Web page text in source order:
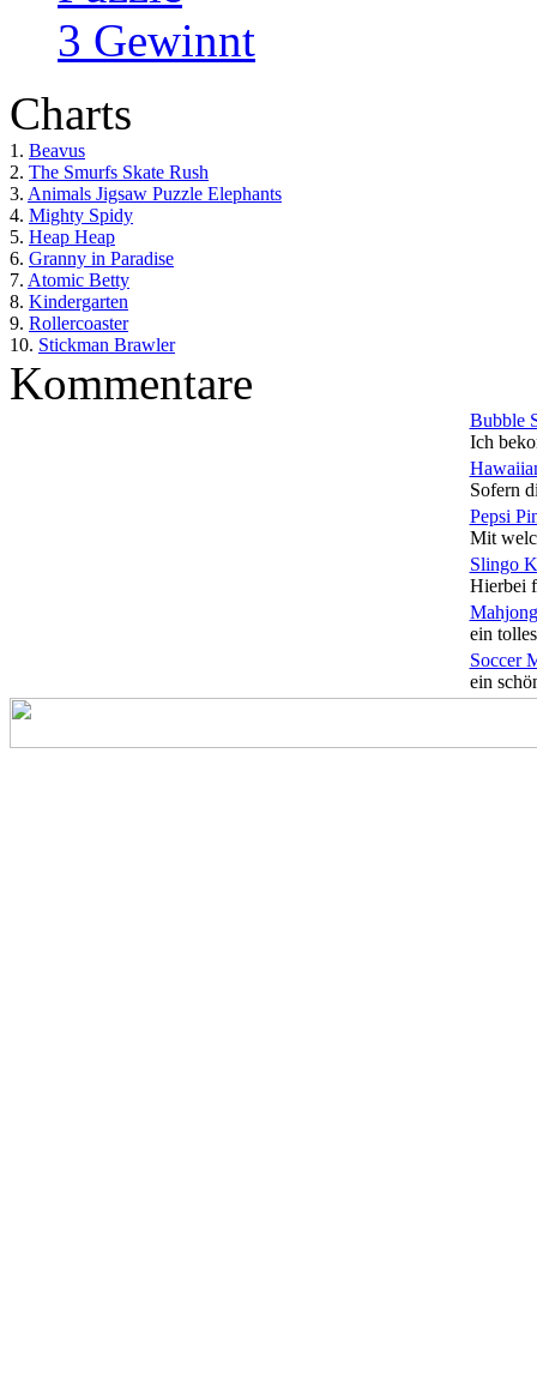
3 Gewinnt
Charts
1. Beavus
2. The Smurfs Skate Rush
3. Animals Jigsaw Puzzle Elephants
4. Mighty Spidy
5. Heap Heap
6. Granny in Paradise
7. Atomic Betty
8. Kindergarten
9. Rollercoaster
10. Stickman Brawler
Kommentare
Bubble
Ich
Sofern
Pepsi
Mit
Slingo
Hierbei
ein
Soccer
ein